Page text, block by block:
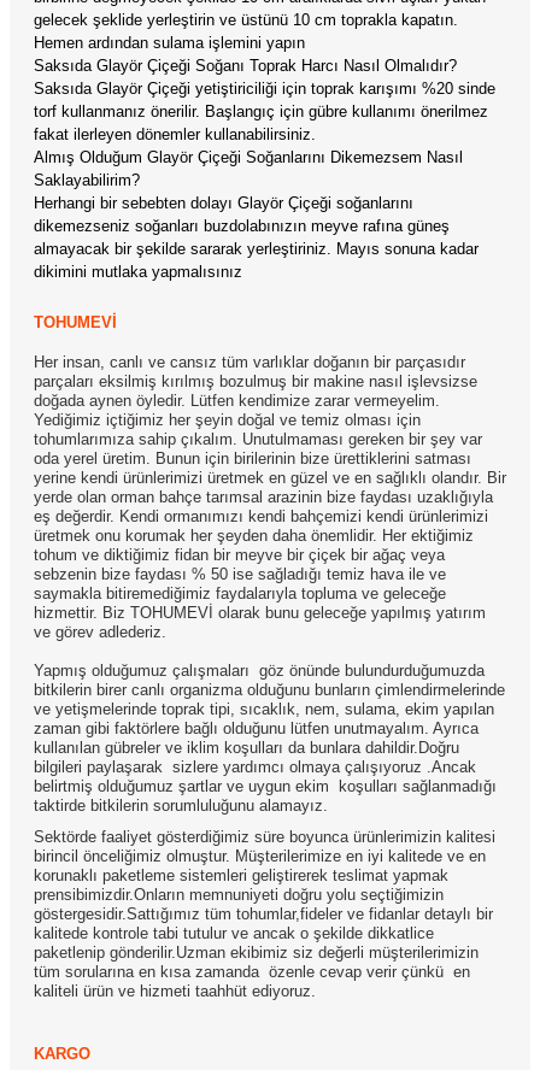
gelecek şeklide yerleştirin ve üstünü 10 cm toprakla kapatın.
Hemen ardından sulama işlemini yapın
Saksıda Glayör Çiçeği Soğanı Toprak Harcı Nasıl Olmalıdır?
Saksıda Glayör Çiçeği yetiştiriciliği için toprak karışımı %20 sinde
torf kullanmanız önerilir. Başlangıç için gübre kullanımı önerilmez
fakat ilerleyen dönemler kullanabilirsiniz.
Almış Olduğum Glayör Çiçeği Soğanlarını Dikemezsem Nasıl
Saklayabilirim?
Herhangi bir sebebten dolayı Glayör Çiçeği soğanlarını
dikemezseniz soğanları buzdolabınızın meyve rafına güneş
almayacak bir şekilde sararak yerleştiriniz. Mayıs sonuna kadar
dikimini mutlaka yapmalısınız
TOHUMEVİ
Her insan, canlı ve cansız tüm varlıklar doğanın bir parçasıdır
parçaları eksilmiş kırılmış bozulmuş bir makine nasıl işlevsizse
doğada aynen öyledir. Lütfen kendimize zarar vermeyelim.
Yediğimiz içtiğimiz her şeyin doğal ve temiz olması için
tohumlarımıza sahip çıkalım. Unutulmaması gereken bir şey var
oda yerel üretim. Bunun için birilerinin bize ürettiklerini satması
yerine kendi ürünlerimizi üretmek en güzel ve en sağlıklı olandır. Bir
yerde olan orman bahçe tarımsal arazinin bize faydası uzaklığıyla
eş değerdir. Kendi ormanımızı kendi bahçemizi kendi ürünlerimizi
üretmek onu korumak her şeyden daha önemlidir. Her ektiğimiz
tohum ve diktiğimiz fidan bir meyve bir çiçek bir ağaç veya
sebzenin bize faydası % 50 ise sağladığı temiz hava ile ve
saymakla bitiremediğimiz faydalarıyla topluma ve geleceğe
hizmettir. Biz TOHUMEVİ olarak bunu geleceğe yapılmış yatırım
ve görev adlederiz.
Yapmış olduğumuz çalışmaları göz önünde bulundurduğumuzda
bitkilerin birer canlı organizma olduğunu bunların çimlendirmelerinde
ve yetişmelerinde toprak tipi, sıcaklık, nem, sulama, ekim yapılan
zaman gibi faktörlere bağlı olduğunu lütfen unutmayalım. Ayrıca
kullanılan gübreler ve iklim koşulları da bunlara dahildir.Doğru
bilgileri paylaşarak sizlere yardımcı olmaya çalışıyoruz .Ancak
belirtmiş olduğumuz şartlar ve uygun ekim koşulları sağlanmadığı
taktirde bitkilerin sorumluluğunu alamayız.
Sektörde faaliyet gösterdiğimiz süre boyunca ürünlerimizin kalitesi
birincil önceliğimiz olmuştur. Müşterilerimize en iyi kalitede ve en
korunaklı paketleme sistemleri geliştirerek teslimat yapmak
prensibimizdir.Onların memnuniyeti doğru yolu seçtiğimizin
göstergesidir.Sattığımız tüm tohumlar,fideler ve fidanlar detaylı bir
kalitede kontrole tabi tutulur ve ancak o şekilde dikkatlice
paketlenip gönderilir.Uzman ekibimiz siz değerli müşterilerimizin
tüm sorularına en kısa zamanda özenle cevap verir çünkü en
kaliteli ürün ve hizmeti taahhüt ediyoruz.
KARGO